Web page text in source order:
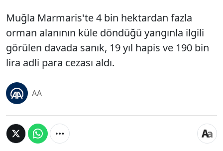
Muğla Marmaris'te 4 bin hektardan fazla
orman alanının küle döndüğü yangınla ilgili
görülen davada sanık, 19 yıl hapis ve 190 bin
lira adli para cezası aldı.
AA